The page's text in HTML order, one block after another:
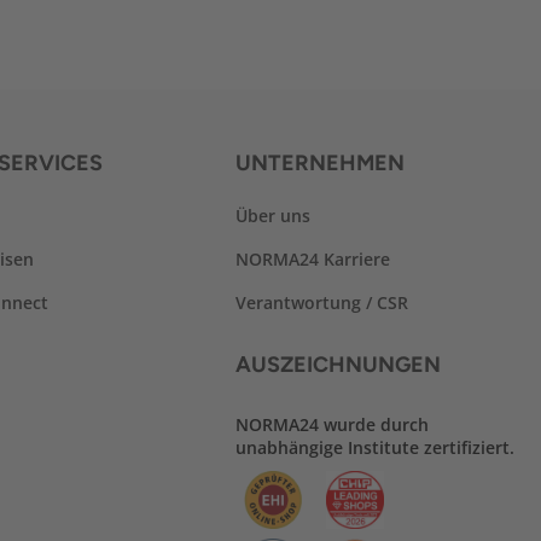
UNTERNEHMEN
Über uns
NORMA24 Karriere
Verantwortung / CSR
AUSZEICHNUNGEN
NORMA24 wurde durch
unabhängige Institute zertifiziert.